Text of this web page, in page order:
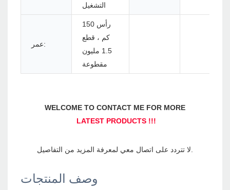
التشغيل
عمر:
رأس 150
كم ، قطع
1.5 مليون
مقطوعة
وصف المنتجات